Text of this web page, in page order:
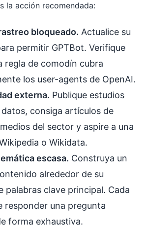
la acción recomendada:
bloqueado. Actualice su
permitir GPTBot. Verifique
regla de comodín cubra
los user-agents de OpenAI.
externa. Publique estudios
consiga artículos de
del sector y aspire a una
o Wikidata.
escasa. Construya un
alrededor de su
palabras clave principal. Cada
responder una pregunta
forma exhaustiva.